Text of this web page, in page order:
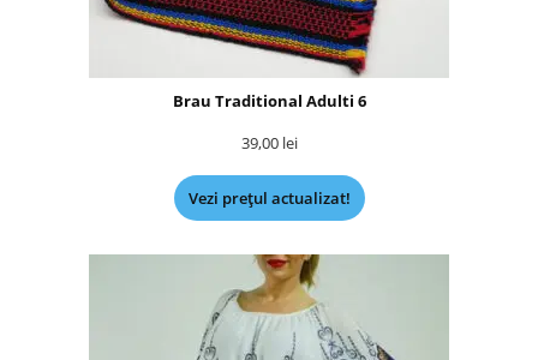
Brau Traditional Adulti 6
39,00 lei
Vezi prețul actualizat!